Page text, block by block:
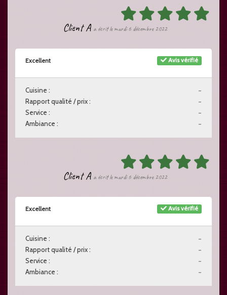
Client A a écrit le mardi 6 décembre 2022
Avis vérifié
Excellent
-
Cuisine :
-
Rapport qualité / prix :
-
Service :
-
Ambiance :
Client A a écrit le mardi 6 décembre 2022
Avis vérifié
Excellent
-
Cuisine :
-
Rapport qualité / prix :
-
Service :
-
Ambiance :